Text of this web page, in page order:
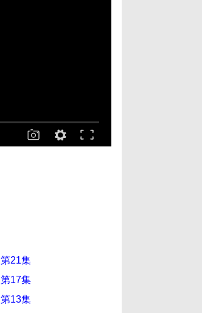
第21集
第17集
第13集